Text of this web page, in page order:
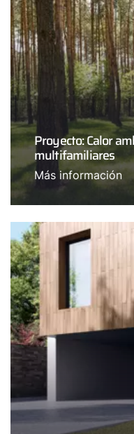
Proyecto: Calor
multifamiliares
Más información